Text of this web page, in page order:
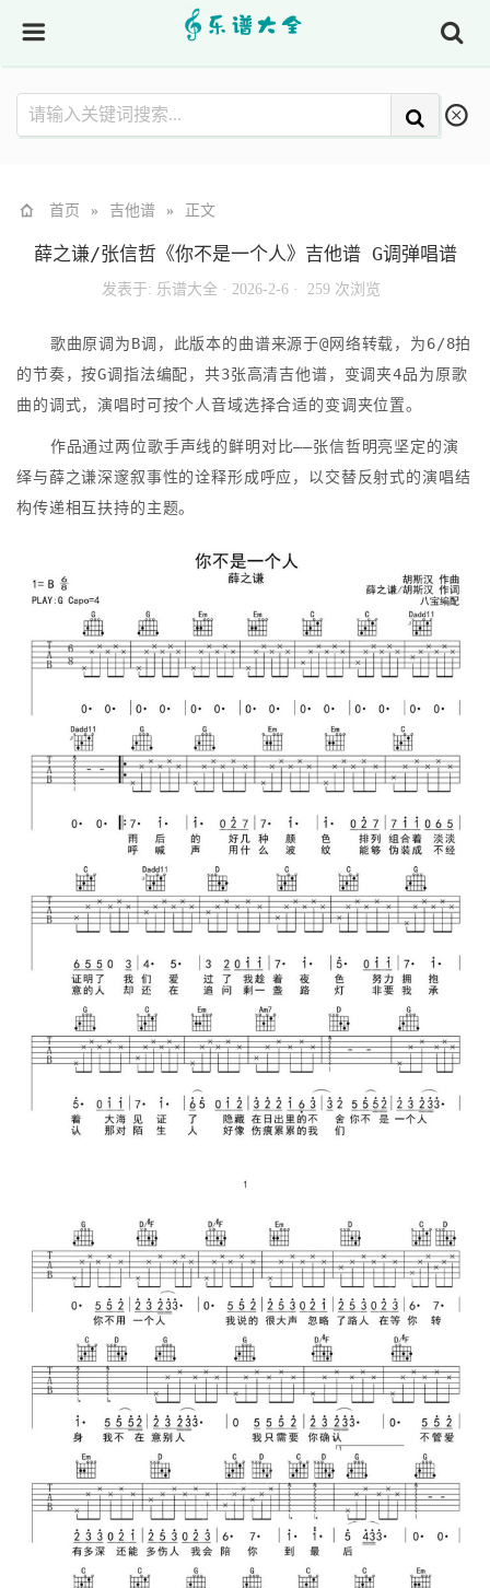
首页 » 吉他谱 » 正文
薛之谦/张信哲《你不是一个人》吉他谱 G调弹唱谱
发表于: 乐谱大全· 2026-2-6 · 259 次浏览
歌曲原调为B调，此版本的曲谱来源于@网络转载，为6/8拍
的节奏，按G调指法编配，共3张高清吉他谱，变调夹4品为原歌
曲的调式，演唱时可按个人音域选择合适的变调夹位置。
作品通过两位歌手声线的鲜明对比——张信哲明亮坚定的演
绎与薛之谦深邃叙事性的诠释形成呼应，以交替反射式的演唱结
构传递相互扶持的主题。